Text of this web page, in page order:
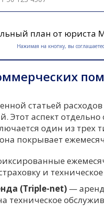
план от юриста
Нажимая на кнопку, вы
статьей
аспект
один из трех
покрывает
и
(Triple-net)—
техническое